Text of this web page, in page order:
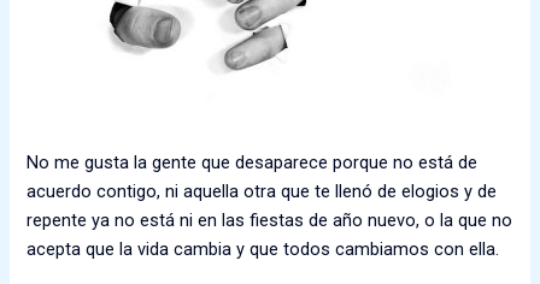
No me gusta la gente que desaparece porque no está de
acuerdo contigo, ni aquella otra que te llenó de elogios y de
repente ya no está ni en las fiestas de año nuevo, o laque no
acepta que la vida cambia y que todos cambiamos con ella.